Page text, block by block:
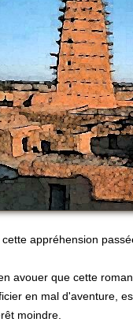
cette appréhension
avouer que cette
en mal d'aventure,
moindre.